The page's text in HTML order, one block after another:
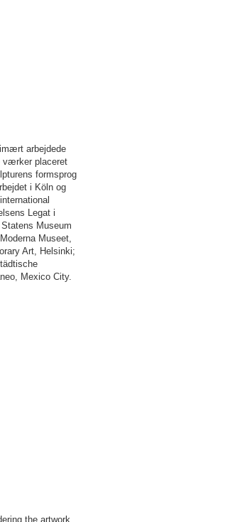
arbejdede
værker placeret
formsprog
i Köln og
Legat i
Museum
Museet,
Art, Helsinki;
Mexico City.
the artwork